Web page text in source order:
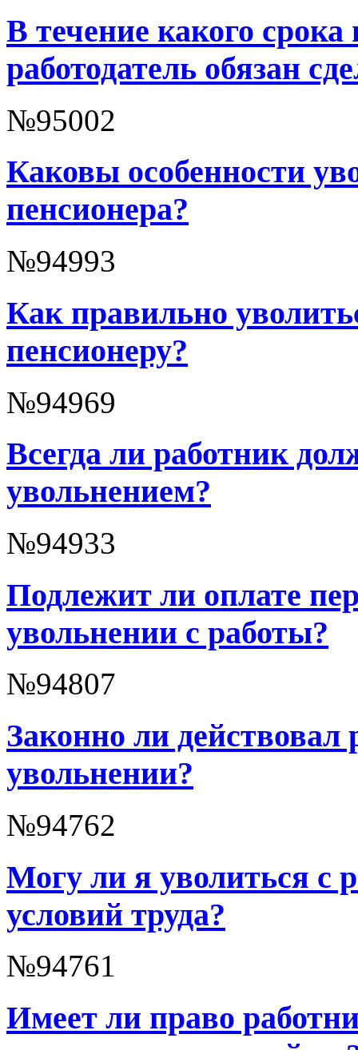
В течение какого
работодатель обязан
№95002
Каковы особенности
пенсионера?
№94993
Как правильно
пенсионеру?
№94969
Всегда ли работник
увольнением?
№94933
Подлежит ли оплате
увольнении с работы?
№94807
Законно ли действовал
увольнении?
№94762
Могу ли я уволиться с
условий труда?
№94761
Имеет ли право